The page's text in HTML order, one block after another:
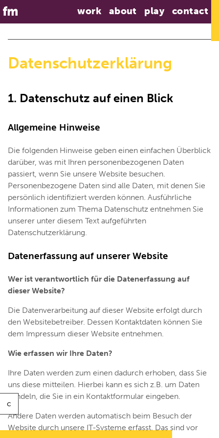
work about play contact
Datenschutzerklärung
1. Datenschutz auf einen Blick
Allgemeine Hinweise
Die folgenden Hinweise geben einen einfachen Überblick
darüber, was mit Ihren personenbezogenen Daten
passiert, wenn Sie unsere Website besuchen.
Personenbezogene Daten sind alle Daten, mit denen Sie
persönlich identifiziert werden können. Ausführliche
Informationen zum Thema Datenschutz entnehmen Sie
unserer unter diesem Text aufgeführten
Datenschutzerklärung.
Datenerfassung auf unserer Website
Wer ist verantwortlich für die Datenerfassung auf
dieser Website?
Die Datenverarbeitung auf dieser Website erfolgt durch
den Websitebetreiber. Dessen Kontaktdaten können Sie
dem Impressum dieser Website entnehmen.
Wie erfassen wir Ihre Daten?
Ihre Daten werden zum einen dadurch erhoben, dass Sie
uns diese mitteilen. Hierbei kann es sich z.B. um Daten
handeln, die Sie in ein Kontaktformular eingeben.
Andere Daten werden automatisch beim Besuch der
Website durch unsere IT-Systeme erfasst. Das sind vor
c